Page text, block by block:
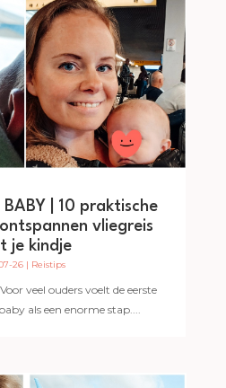
BABY | 10 praktische
vliegreis
je kindje
26| Reistips
veel ouders voelt de eerste
als een enorme stap....